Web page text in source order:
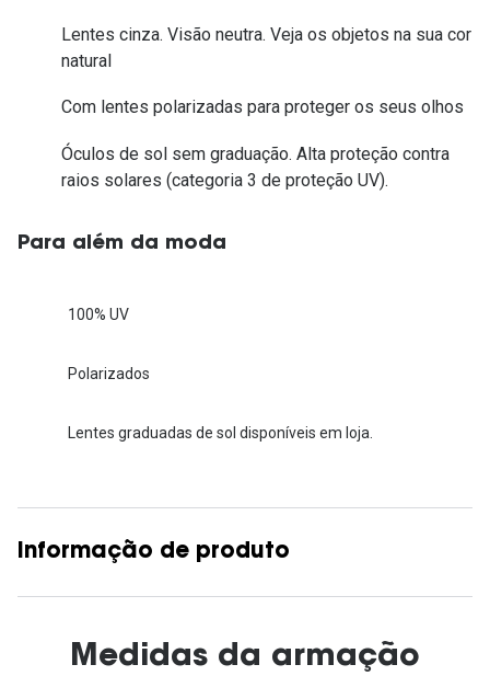
Lentes cinza. Visão neutra. Veja os objetos na sua cor
natural
Com lentes polarizadas para proteger os seus olhos
Óculos de sol sem graduação. Alta proteção contra
raios solares (categoria 3 de proteção UV).
Para além da moda
100% UV
Polarizados
Lentes graduadas de sol disponíveis em loja.
Informação de produto
Medidas da armação